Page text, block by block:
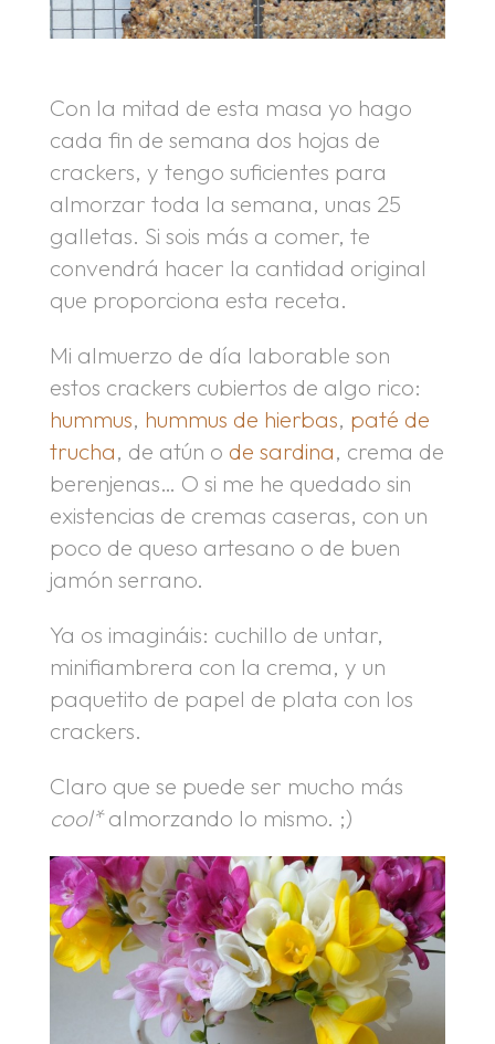
Con la mitad de esta masa yo hago
cada fin de semana dos hojas de
crackers, y tengo suficientes para
almorzar toda la semana, unas 25
galletas. Si sois más a comer, te
convendrá hacer la cantidad original
que proporciona esta receta.
Mi almuerzo de día laborable son
estos crackers cubiertos de algo rico:
hummus, hummus de hierbas, paté de
trucha, de atún o de sardina, crema de
berenjenas… O si me he quedado sin
existencias de cremas caseras, con un
poco de queso artesano o de buen
jamón serrano.
Ya os imagináis: cuchillo de untar,
minifiambrera con la crema, y un
paquetito de papel de plata con los
crackers.
Claro que se puede ser mucho más
cool*almorzando lo mismo. ;)